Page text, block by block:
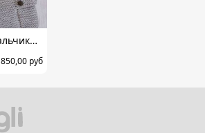
Жилетки для мальчика в наличии
850,00 руб